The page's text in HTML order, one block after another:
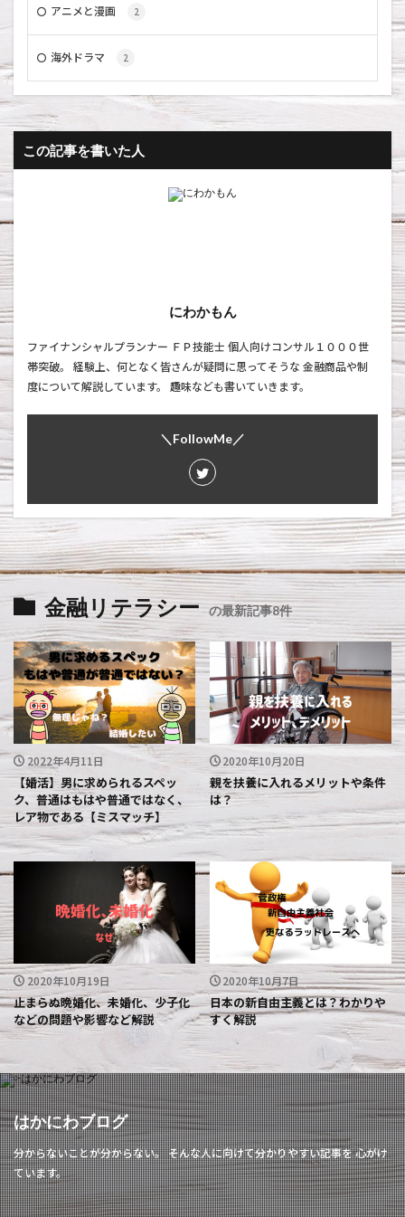
アニメと漫画 2
海外ドラマ 2
この記事を書いた人
にわかもん
ファイナンシャルプランナー ＦＰ技能士 個人向けコンサル１０００世
帯突破。 経験上、何となく皆さんが疑問に思ってそうな 金融商品や制
度について解説しています。 趣味なども書いていきます。
＼FollowMe／
金融リテラシー の最新記事8件
2022年4月11日
【婚活】男に求められるスペッ
ク、普通はもはや普通ではなく、
レア物である【ミスマッチ】
2020年10月20日
親を扶養に入れるメリットや条件
は？
2020年10月19日
止まらぬ晩婚化、未婚化、少子化
などの問題や影響など解説
2020年10月7日
日本の新自由主義とは？わかりや
すく解説
はかにわブログ
分からないことが分からない。 そんな人に向けて分かりやすい記事を 心がけ
ています。